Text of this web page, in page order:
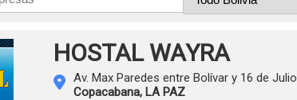
HOSTAL WAYRA
Av. Max Paredes entre Bolívar y 16 de Julio
Copacabana, LA PAZ